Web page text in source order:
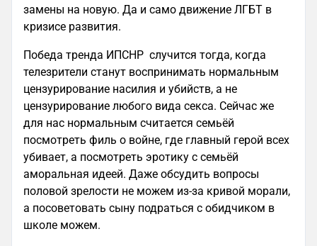
замены на новую. Да и само движение ЛГБТ в
кризисе развития.
Победа тренда ИПСНР случится тогда, когда
телезрители станут воспринимать нормальным
цензурирование насилия и убийств, а не
цензурирование любого вида секса. Сейчас же
для нас нормальным считается семьёй
посмотреть филь о войне, где главный герой всех
убивает, а посмотреть эротику с семьёй
аморальная идеей. Даже обсудить вопросы
половой зрелости не можем из-за кривой морали,
а посоветовать сыну подраться с обидчиком в
школе можем.